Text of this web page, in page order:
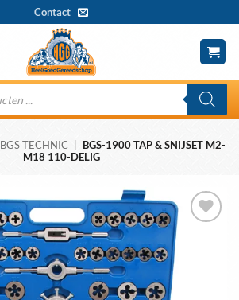
Contact
BGS TECHNIC
BGS-1900 TAP & SNIJSET M2-
M18 110-DELIG
Toevoegen
wenslijst